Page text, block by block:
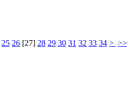
25 26 [27] 28 29 30 31 32 33 34 >